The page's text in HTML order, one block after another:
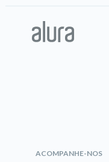
ACOMPANHE-NOS